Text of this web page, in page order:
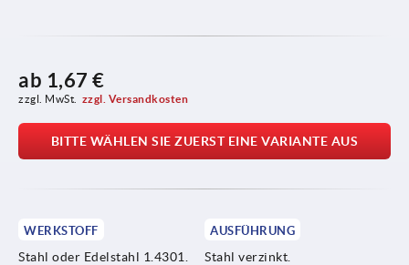
ab 1,67 €
zzgl. MwSt. zzgl. Versandkosten
BITTE WÄHLEN SIE ZUERST EINE VARIANTE AUS
WERKSTOFF
Stahl oder Edelstahl 1.4301.
AUSFÜHRUNG
Stahl verzinkt.